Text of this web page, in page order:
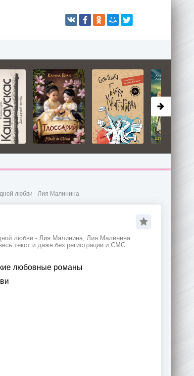
любви - Лия Малинина
любви - Лия Малинина, Лия Малинина .
текст и даже без регистрации и СМС
любовные романы